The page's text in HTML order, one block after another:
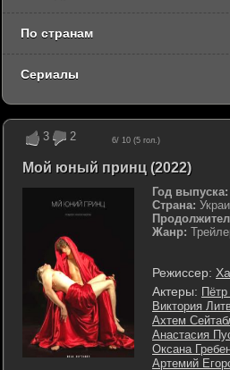
3 2 6/ 10 (5 гол.)
Мой юный принц (2022)
Год выпуска:
Страна:
Жанр:
Режиссер:
Актеры:
Виктория
Ахтем
Анастасия
Оксана
Артемий
По странам
Сериалы